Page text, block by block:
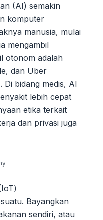
(AI) semakin
komputer
manusia, mulai
mengambil
otonom adalah
dan Uber
Di bidang medis, AI
lebih cepat
etika terkait
dan privasi juga
Bayangkan
sendiri, atau